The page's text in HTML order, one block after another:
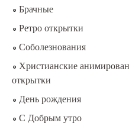
Брачные
Ретро открытки
Соболезнования
Христианские
открытки
День рождения
С Добрым утро